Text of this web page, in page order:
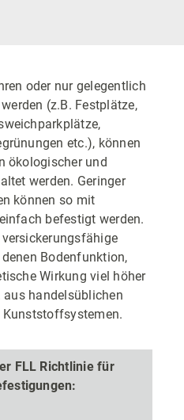
oder nur gelegentlich
(z.B. Festplätze,
etc.), können
ökologischer und
werden. Geringer
können so mit
befestigt werden.
Bodenfunktion,
Wirkung viel höher
handelsüblichen
FLL Richtlinie für